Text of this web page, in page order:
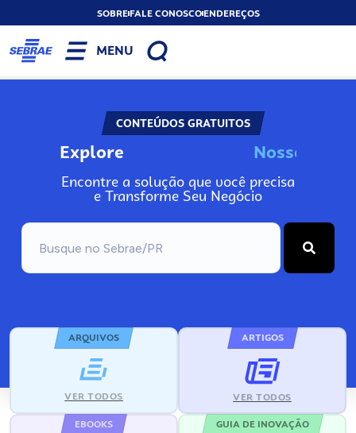
SOBREFALE CONOSCOENDEREÇOS
MENU
CONTEÚDOS GRATUITOS
Explore No
Encontre a solução que você precisa
e Transforme Seu Negócio
ARQUIVOS
VER TODOS
ARTIGOS
VER TODOS
EBOOKS GUIA DE INOVAÇÃO